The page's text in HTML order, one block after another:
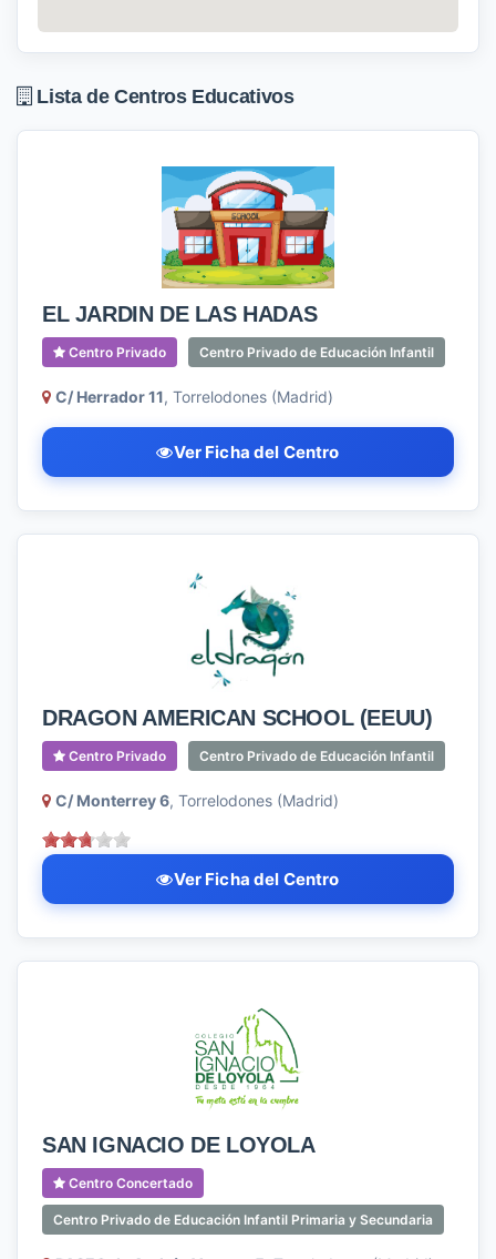
Lista de Centros Educativos
EL JARDIN DE LAS HADAS
Centro Privado Centro Privado de Educación Infantil
C/ Herrador 11, Torrelodones (Madrid)
Ver Ficha del Centro
DRAGON AMERICAN SCHOOL (EEUU)
Centro Privado Centro Privado de Educación Infantil
C/ Monterrey 6, Torrelodones (Madrid)
Ver Ficha del Centro
SAN IGNACIO DE LOYOLA
Centro Concertado
Centro Privado de Educación Infantil Primaria y Secundaria